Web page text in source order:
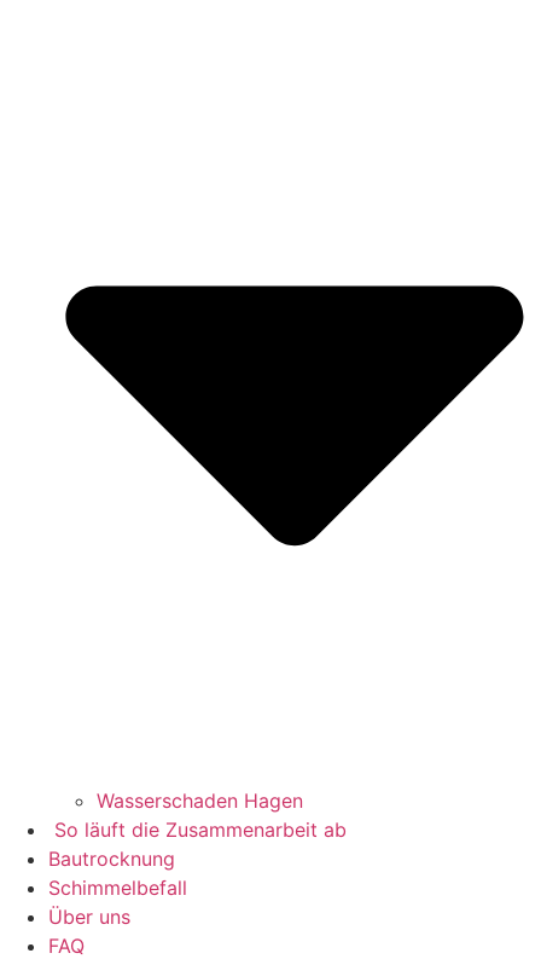
Wasserschaden Hagen
So läuft die Zusammenarbeit ab
Bautrocknung
Schimmelbefall
Über uns
FAQ